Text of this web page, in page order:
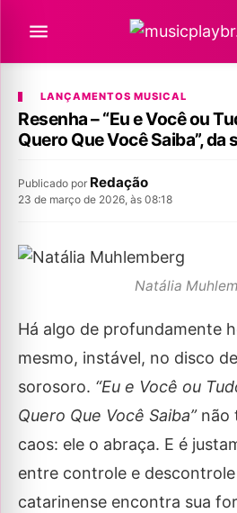
LANÇAMENTOS MUSICAL
Resenha – “Eu e Você ou
Quero Que Você Saiba”,
Publicado por Redação
23 de março de 2026, às 08:18
Natália
Há algo de profundamente
mesmo, instável, no disco
sorosoro. “Eu e Você ou
Quero Que Você Saiba”não
caos: ele o abraça. E é
entre controle e
catarinense encontra sua